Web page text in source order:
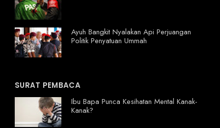
Ayuh Bangkit Nyalakan Api Perjuangan
Politik Penyatuan Ummah
SURAT PEMBACA
Ibu Bapa Punca Kesihatan Mental Kanak-
Kanak?